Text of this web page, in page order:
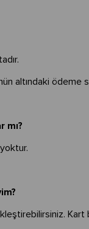
altındaki
mı?